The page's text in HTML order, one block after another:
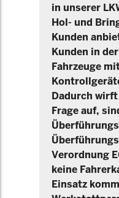
in unserer
Hol- und
Kunden
Kunden in
Fahrzeuge
Dadurch
Frage auf,
Verordnung
keine
Einsatz